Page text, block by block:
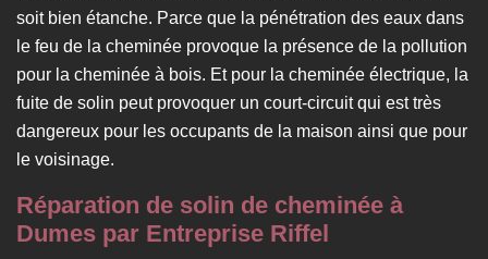
soit bien étanche. Parce que la pénétration des eaux dans
le feu de la cheminée provoque la présence de la pollution
pour la cheminée à bois. Et pour la cheminée électrique, la
fuite de solin peut provoquer un court-circuit qui est très
dangereux pour les occupants de la maison ainsi que pour
le voisinage.
Réparation de solin de cheminée à
Dumes par Entreprise Riffel